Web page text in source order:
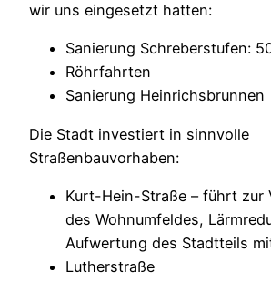
wir uns eingesetzt hatten:
Sanierung Schreberstufen:
Röhrfahrten
Sanierung Heinrichsbrunnen
Die Stadt investiert in sinnvolle
Straßenbauvorhaben:
Kurt-Hein-Straße – führt zur
des Wohnumfeldes,
Aufwertung des Stadtteils
Lutherstraße